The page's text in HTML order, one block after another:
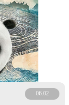
06.02